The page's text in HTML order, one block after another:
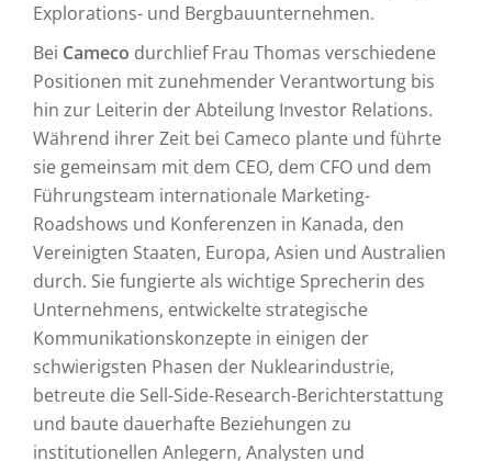
Explorations- und Bergbauunternehmen.
Bei Cameco durchlief Frau Thomas verschiedene
Positionen mit zunehmender Verantwortung bis
hin zur Leiterin der Abteilung Investor Relations.
Während ihrer Zeit bei Cameco plante und führte
sie gemeinsam mit dem CEO, dem CFO und dem
Führungsteam internationale Marketing-
Roadshows und Konferenzen in Kanada, den
Vereinigten Staaten, Europa, Asien und Australien
durch. Sie fungierte als wichtige Sprecherin des
Unternehmens, entwickelte strategische
Kommunikationskonzepte in einigen der
schwierigsten Phasen der Nuklearindustrie,
betreute die Sell-Side-Research-Berichterstattung
und baute dauerhafte Beziehungen zu
institutionellen Anlegern, Analysten und